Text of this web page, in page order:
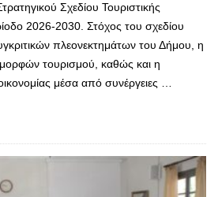
Σχεδίου Τουριστικής
2026-2030. Στόχος του σχεδίου
πλεονεκτημάτων του Δήμου, η
τουρισμού, καθώς και η
μέσα από συνέργειες …